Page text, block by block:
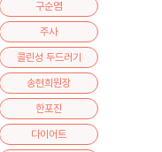
구순염
주사
콜린성 두드러기
송현희원장
한포진
다이어트